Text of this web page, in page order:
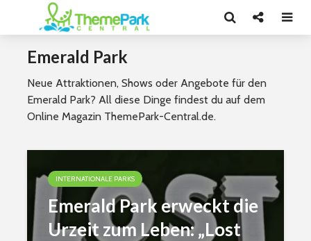
Emerald Park
Neue Attraktionen, Shows oder Angebote für den
Emerald Park? All diese Dinge findest du auf dem
Online Magazin ThemePark-Central.de.
INTERNATIONALE PARKS
Emerald Park erweckt die
Urzeit zum Leben: „Lost